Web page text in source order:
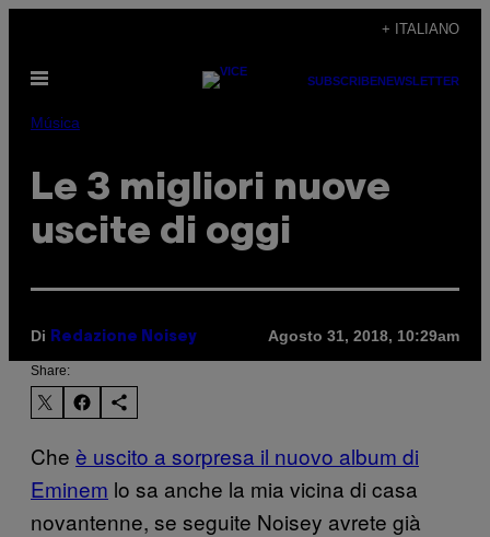
contenuto
+ ITALIANO
Apri
SUBSCRIBENEWSLETTER
Música
Le 3 migliori nuove
uscite di oggi
Di Redazione Noisey Agosto 31, 2018, 10:29am
Share:
Che è uscito a sorpresa il nuovo album di
Eminem lo sa anche la mia vicina di casa
novantenne, se seguite Noisey avrete già